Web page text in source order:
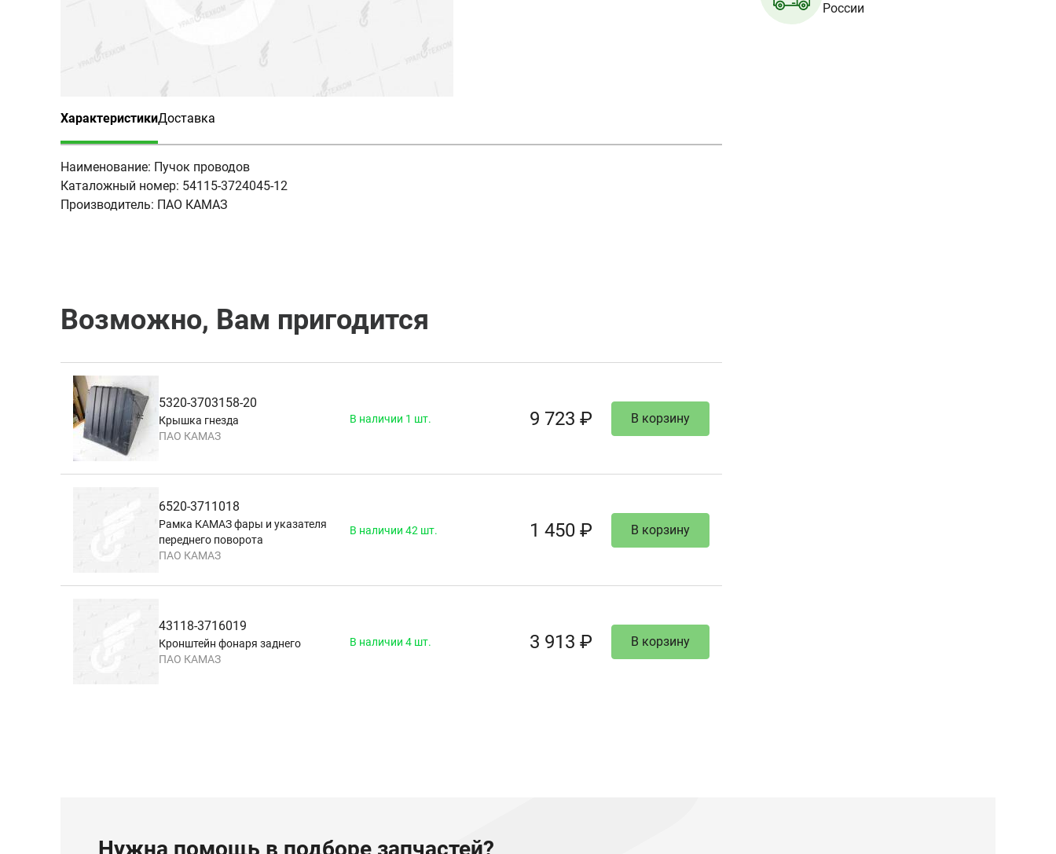
Характеристики
(активная вкладка)
Доставка
Наименование: Пучок проводов
Каталожный номер: 54115-3724045-12
Производитель: ПАО КАМАЗ
Возможно, Вам пригодится
5320-3703158-20
Крышка гнезда
ПАО КАМАЗ
В наличии 1 шт. 9 723 ₽ В корзину
6520-3711018
Рамка КАМАЗ фары и указателя
переднего поворота
ПАО КАМАЗ
В наличии 42 шт. 1 450 ₽ В корзину
43118-3716019
Кронштейн фонаря заднего
ПАО КАМАЗ
В наличии 4 шт. 3 913 ₽ В корзину
России